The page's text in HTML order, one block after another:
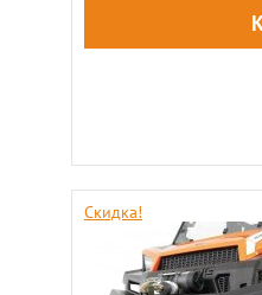
Скидка!